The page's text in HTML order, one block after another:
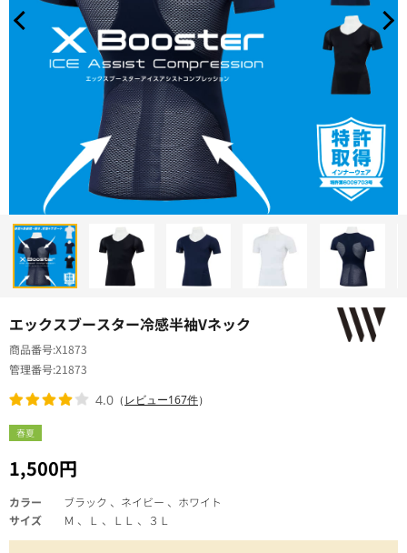
エックスブースター冷感半袖Vネック
春夏
1,500円
商品番号X1873
管理番号21873
4.0 （レビュー167件）
カラー
ブラック 、ネイビー 、ホワイト
サイズ
Ｍ 、Ｌ 、ＬＬ 、３Ｌ